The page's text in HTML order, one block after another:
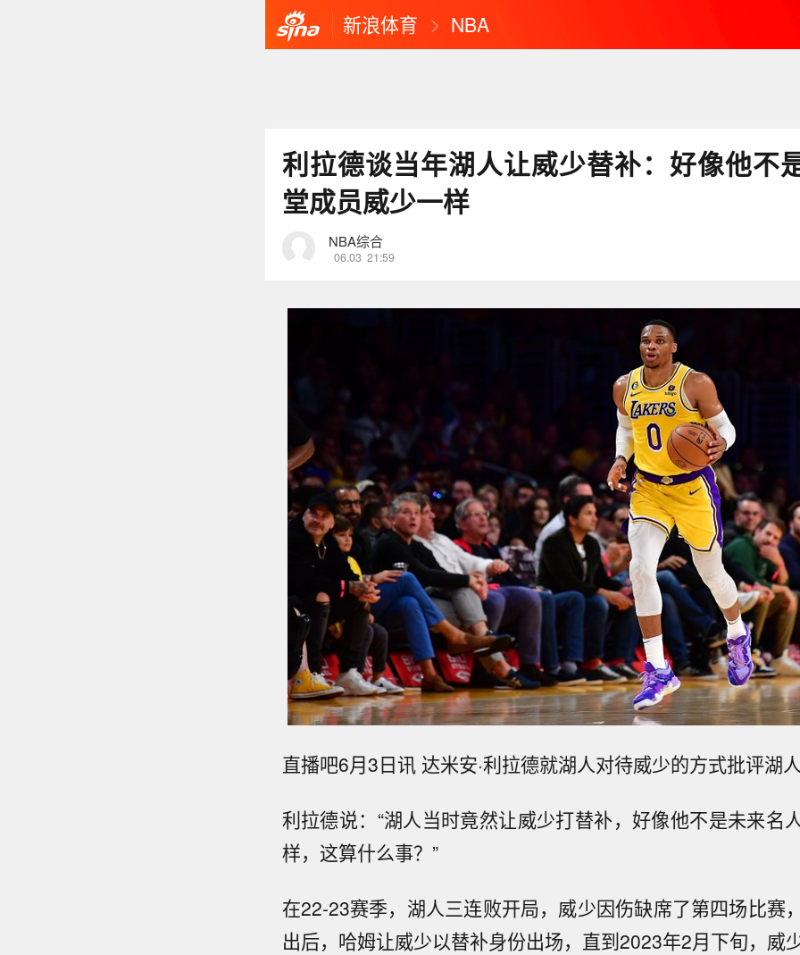
新浪体育 NBA
利拉德谈当年湖人让威少替补：好像他不
堂成员威少一样
NBA综合
06.03 21:59
直播吧6月3日讯 达米安·利拉德就湖人对待威少的方式批评湖
利拉德说：“湖人当时竟然让威少打替补，好像他不是未来名
样，这算什么事？”
在22-23赛季，湖人三连败开局，威少因伤缺席了第四场比赛
出后，哈姆让威少以替补身份出场，直到2023年2月下旬，威